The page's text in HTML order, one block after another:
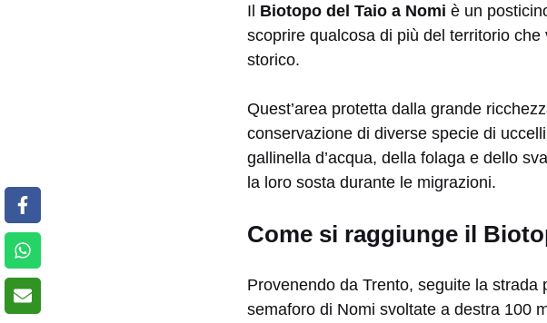
Il Biotopo del Taio a Nomi è un
scoprire qualcosa di più del territorio
storico.
Quest’area protetta dalla grande
conservazione di diverse specie di
gallinella d’acqua, della folaga e dello
la loro sosta durante le migrazioni.
Come si raggiunge il
Provenendo da Trento, seguite la
semaforo di Nomi svoltate a destra 100